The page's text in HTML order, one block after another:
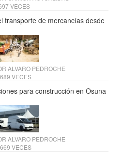
VECES
transporte de mercancías desde
ALVARO PEDROCHE
VECES
para construcción en Osuna
ALVARO PEDROCHE
VECES